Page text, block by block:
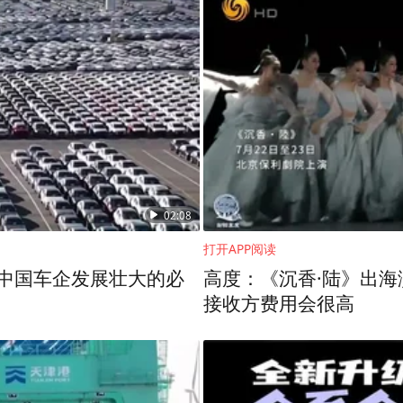
02:08
国车企发展壮大的必
打开APP阅读
高度：《沉香·陆》出
接收方费用会很高